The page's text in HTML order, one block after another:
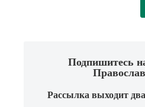
Подпишитесь
Рассылка выходит